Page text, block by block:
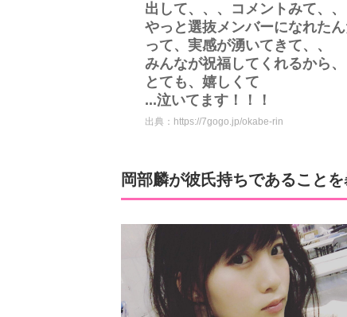
出して、、、コメントみて、、
やっと選抜メンバーになれた
って、実感が湧いてきて、、
みんなが祝福してくれるから、
とても、嬉しくて
...泣いてます！！！
出典： https://7gogo.jp/okabe-rin
岡部麟が彼氏持ちであることを